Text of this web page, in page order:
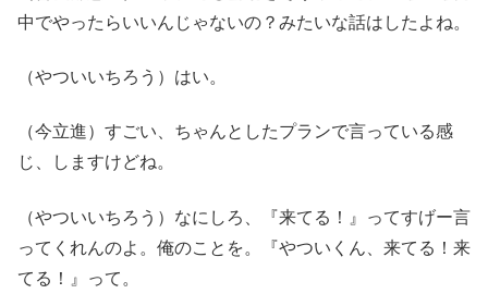
中でやったらいいんじゃないの？みたいな話はしたよね。
（やついいちろう）はい。
（今立進）すごい、ちゃんとしたプランで言っている感
じ、しますけどね。
（やついいちろう）なにしろ、『来てる！』ってすげー言
ってくれんのよ。俺のことを。『やついくん、来てる！来
てる！』って。